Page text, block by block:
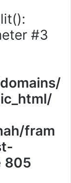
#3
fram
805